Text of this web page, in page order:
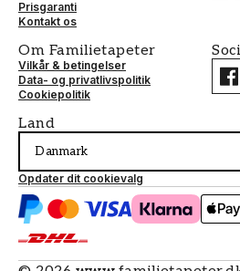
Prisgaranti
Kontakt os
Om Familietapeter
Vilkår & betingelser
Data- og privatlivspolitik
Cookiepolitik
Land
Danmark
Opdater dit cookievalg